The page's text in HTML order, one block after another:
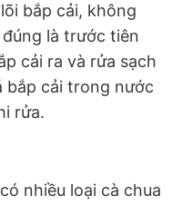
bắp cải, không
là trước tiên
cải ra và rửa sạch
bắp cải trong nước
rửa.
nhiều loại cà chua